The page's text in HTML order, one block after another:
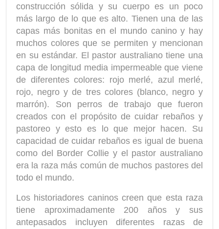
construcción sólida y su cuerpo es un poco
más largo de lo que es alto. Tienen una de las
capas más bonitas en el mundo canino y hay
muchos colores que se permiten y mencionan
en su estándar. El pastor australiano tiene una
capa de longitud media impermeable que viene
de diferentes colores: rojo merlé, azul merlé,
rojo, negro y de tres colores (blanco, negro y
marrón). Son perros de trabajo que fueron
creados con el propósito de cuidar rebaños y
pastoreo y esto es lo que mejor hacen. Su
capacidad de cuidar rebaños es igual de buena
como del Border Collie y el pastor australiano
era la raza más común de muchos pastores del
todo el mundo.
Los historiadores caninos creen que esta raza
tiene aproximadamente 200 años y sus
antepasados incluyen diferentes razas de